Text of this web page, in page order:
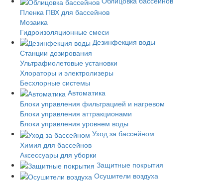
Пленка ПВХ для бассейнов
Мозаика
Гидроизоляционные смеси
Дезинфекция воды
Станции дозирования
Ультрафиолетовые установки
Хлораторы и электролизеры
Бесхлорные системы
Автоматика
Блоки управления фильтрацией и нагревом
Блоки управления аттракционами
Блоки управления уровнем воды
Уход за бассейном
Химия для бассейнов
Аксессуары для уборки
Защитные покрытия
Осушители воздуха